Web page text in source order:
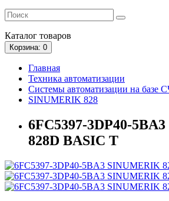
Каталог товаров
Корзина: 0
Главная
Техника автоматизации
Системы автоматизации на
SINUMERIK 828
6FC5397-3DP40-
828D BASIC T